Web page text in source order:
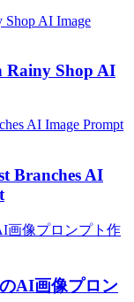
Rainy Shop AI
Branches AI
AI画像プロン